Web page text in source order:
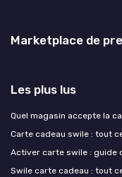
Marketplace de
Les plus lus
Quel magasin accepte la
Carte cadeau swile : tout
Activer carte swile : guide
Swile carte cadeau : tout